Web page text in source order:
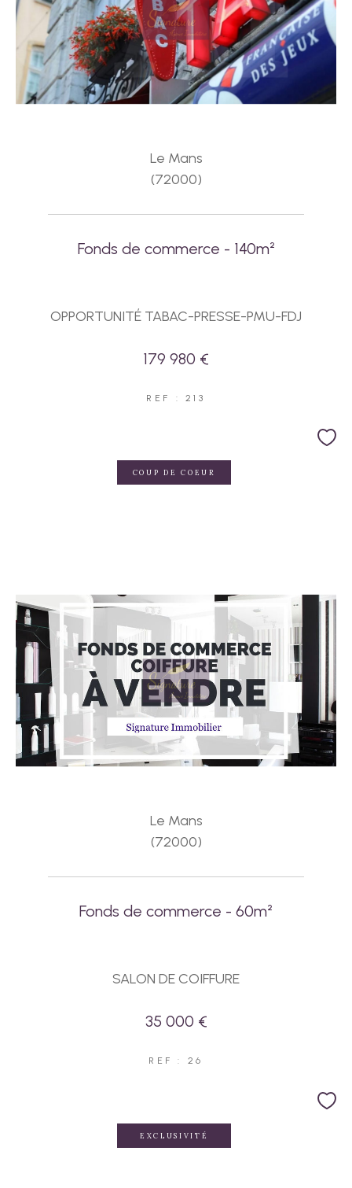
Le Mans
(72000)
Fonds de commerce - 140m²
OPPORTUNITÉ TABAC-PRESSE-PMU-FDJ
179 980 €
REF : 213
COUP DE COEUR
Le Mans
(72000)
Fonds de commerce - 60m²
SALON DE COIFFURE
35 000 €
REF : 26
EXCLUSIVITÉ